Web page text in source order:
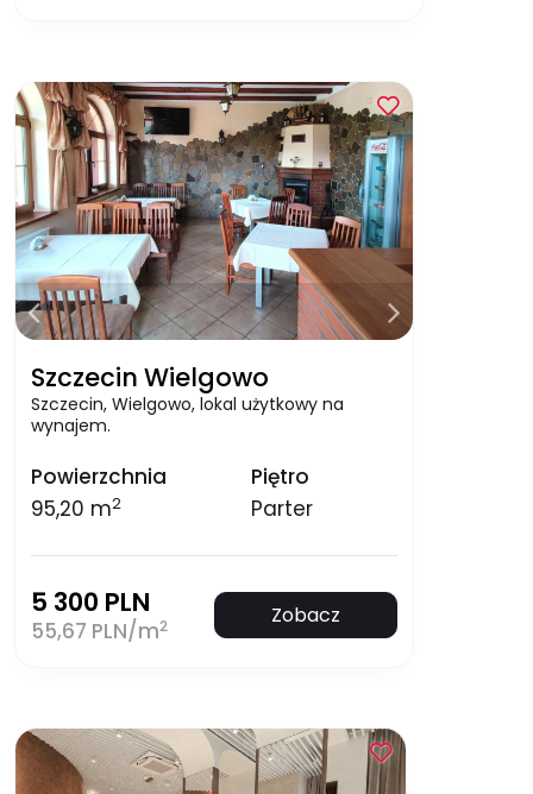
Szczecin Wielgowo
Szczecin, Wielgowo, lokal użytkowy na
wynajem.
Powierzchnia
95,20 m2
Piętro
Parter
5 300 PLN
55,67 PLN/m2 Zobacz